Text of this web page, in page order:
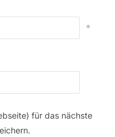
*
für das nächste